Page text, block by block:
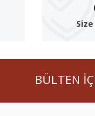
BÜLTEN